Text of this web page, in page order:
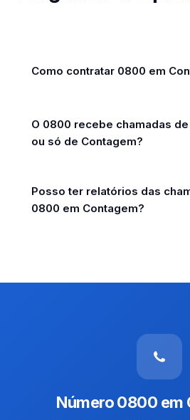
Como contratar 0800 em
O 0800 recebe chamadas
ou só de Contagem?
Posso ter relatórios das
0800 em Contagem?
Número 0800 em